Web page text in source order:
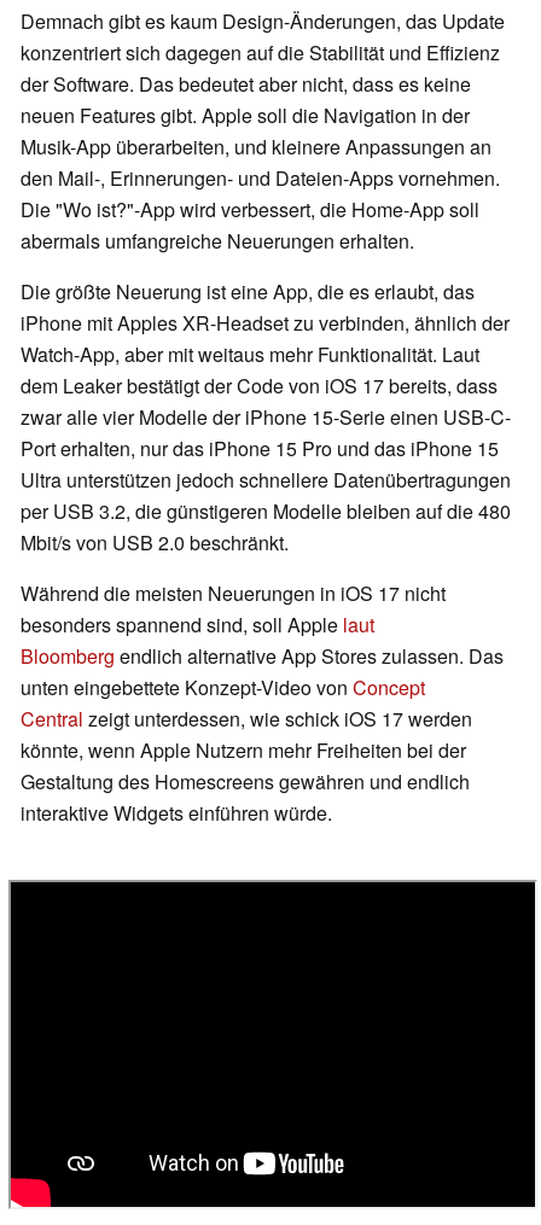
Demnach gibt es kaum Design-Änderungen, das Update
konzentriert sich dagegen auf die Stabilität und Effizienz
der Software. Das bedeutet aber nicht, dass es keine
neuen Features gibt. Apple soll die Navigation in der
Musik-App überarbeiten, und kleinere Anpassungen an
den Mail-, Erinnerungen- und Dateien-Apps vornehmen.
Die "Wo ist?"-App wird verbessert, die Home-App soll
abermals umfangreiche Neuerungen erhalten.
Die größte Neuerung ist eine App, die es erlaubt, das
iPhone mit Apples XR-Headset zu verbinden, ähnlich der
Watch-App, aber mit weitaus mehr Funktionalität. Laut
dem Leaker bestätigt der Code von iOS 17 bereits, dass
zwar alle vier Modelle der iPhone 15-Serie einen USB-C-
Port erhalten, nur das iPhone 15 Pro und das iPhone 15
Ultra unterstützen jedoch schnellere Datenübertragungen
per USB 3.2, die günstigeren Modelle bleiben auf die 480
Mbit/s von USB 2.0 beschränkt.
Während die meisten Neuerungen in iOS 17 nicht
besonders spannend sind, soll Apple laut
Bloomberg endlich alternative App Stores zulassen. Das
unten eingebettete Konzept-Video von Concept
Central zeigt unterdessen, wie schick iOS 17 werden
könnte, wenn Apple Nutzern mehr Freiheiten bei der
Gestaltung des Homescreens gewähren und endlich
interaktive Widgets einführen würde.